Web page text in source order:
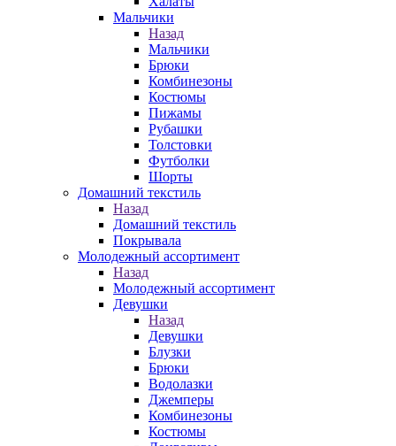
Мальчики
Назад
Мальчики
Брюки
Комбинезоны
Костюмы
Пижамы
Рубашки
Толстовки
Футболки
Шорты
Домашний текстиль
Назад
Домашний текстиль
Покрывала
Молодежный ассортимент
Назад
Молодежный ассортимент
Девушки
Назад
Девушки
Блузки
Брюки
Водолазки
Джемперы
Комбинезоны
Костюмы